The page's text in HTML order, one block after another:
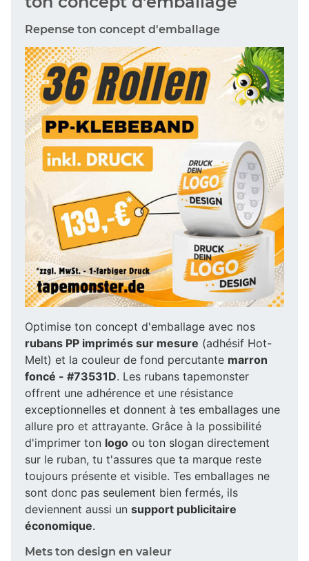
Repense ton concept d'emballage
Optimise ton concept d'emballage avec nos
rubans PP imprimés sur mesure (adhésif Hot-
Melt) et la couleur de fond percutante marron
foncé - #73531D. Les rubans tapemonster
offrent une adhérence et une résistance
exceptionnelles et donnent à tes emballages une
allure pro et attrayante. Grâce à la possibilité
d'imprimer ton logo ou ton slogan directement
sur le ruban, tu t'assures que ta marque reste
toujours présente et visible. Tes emballages ne
sont donc pas seulement bien fermés, ils
deviennent aussi un support publicitaire
économique.
Mets ton design en valeur